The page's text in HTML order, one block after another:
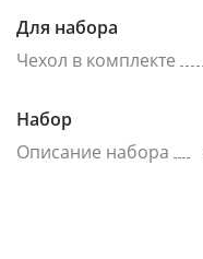
Для набора
Чехол в комплекте
Набор
Описание набора